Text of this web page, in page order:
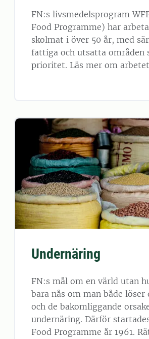
FN:s livsmedelsprogram
Food Programme) har
skolmat i över 50 år, med
fattiga och utsatta områden
prioritet. Läs mer om
Undernäring
FN:s mål om en värld utan
bara nås om man både löser
och de bakomliggande
undernäring. Därför
Food Programme år 1961.